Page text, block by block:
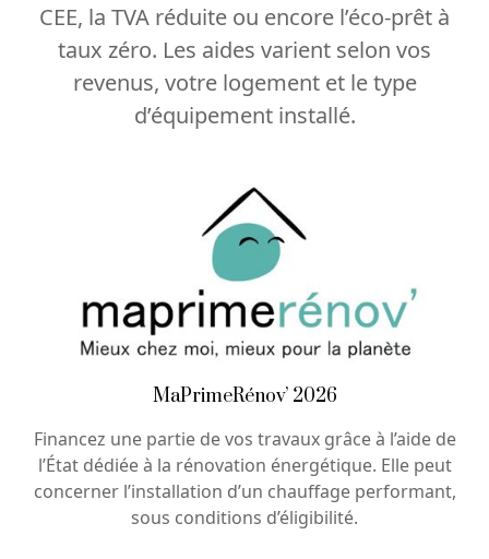
CEE, la TVA réduite ou encore l’éco-prêt à
taux zéro. Les aides varient selon vos
revenus, votre logement et le type
d’équipement installé.
MaPrimeRénov’ 2026
Financez une partie de vos travaux grâce à l’aide de
l’État dédiée à la rénovation énergétique. Elle peut
concerner l’installation d’un chauffage performant,
sous conditions d’éligibilité.